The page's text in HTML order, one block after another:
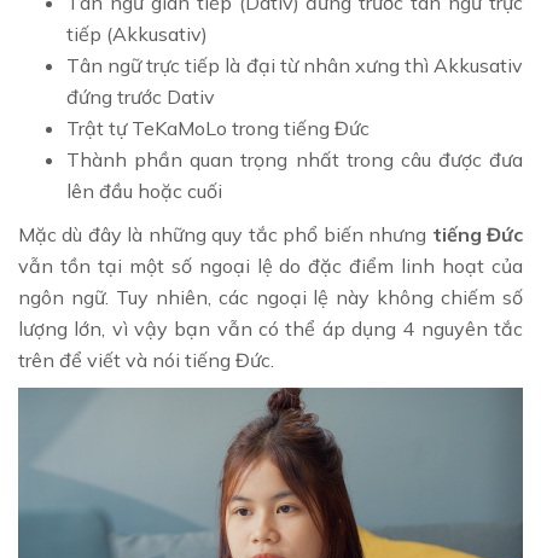
tiếp (Akkusativ)
Tân ngữ trực tiếp là đại từ nhân xưng thì Akkusativ
đứng trước Dativ
Trật tự TeKaMoLo trong tiếng Đức
Thành phần quan trọng nhất trong câu được đưa
lên đầu hoặc cuối
Mặc dù đây là những quy tắc phổ biến nhưng tiếng Đức
vẫn tồn tại một số ngoại lệ do đặc điểm linh hoạt của
ngôn ngữ. Tuy nhiên, các ngoại lệ này không chiếm số
lượng lớn, vì vậy bạn vẫn có thể áp dụng 4 nguyên tắc
trên để viết và nói tiếng Đức.